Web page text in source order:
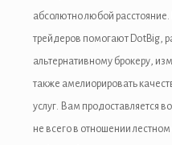
абсолютно любой
трейдеров помогают DotBig,
альтернативному брокеру,
также амелиорировать
услуг. Вам продоставляется
не всего в отношении